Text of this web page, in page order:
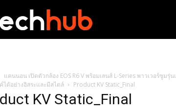
แคนนอน เปิดตัวกล้อง EOS R6 V พร้อมเลนส์ L-Series พาวเวอร์ซูมรุ่
ได้อย่างอิสระและมีสไตล์
Product KV Static_Final
KV Static_Final